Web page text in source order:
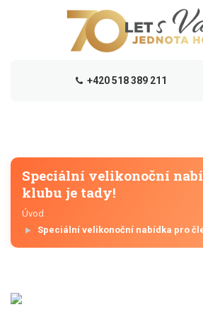
+420 518 389 211
Speciální velikonoční
klubu je tady!
Úvod
Speciální velikonoční nabídka pro